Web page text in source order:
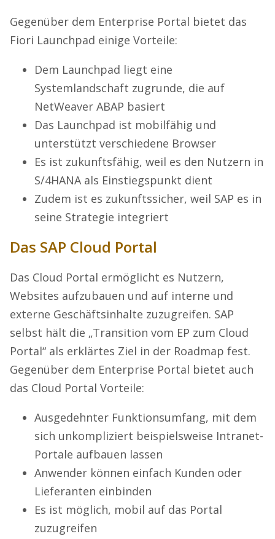
Gegenüber dem Enterprise Portal bietet das
Fiori Launchpad einige Vorteile:
Dem Launchpad liegt eine
Systemlandschaft zugrunde, die auf
NetWeaver ABAP basiert
Das Launchpad ist mobilfähig und
unterstützt verschiedene Browser
Es ist zukunftsfähig, weil es den Nutzern in
S/4HANA als Einstiegspunkt dient
Zudem ist es zukunftssicher, weil SAP es in
seine Strategie integriert
Das SAP Cloud Portal
Das Cloud Portal ermöglicht es Nutzern,
Websites aufzubauen und auf interne und
externe Geschäftsinhalte zuzugreifen. SAP
selbst hält die „Transition vom EP zum Cloud
Portal“ als erklärtes Ziel in der Roadmap fest.
Gegenüber dem Enterprise Portal bietet auch
das Cloud Portal Vorteile:
Ausgedehnter Funktionsumfang, mit dem
sich unkompliziert beispielsweise Intranet-
Portale aufbauen lassen
Anwender können einfach Kunden oder
Lieferanten einbinden
Es ist möglich, mobil auf das Portal
zuzugreifen